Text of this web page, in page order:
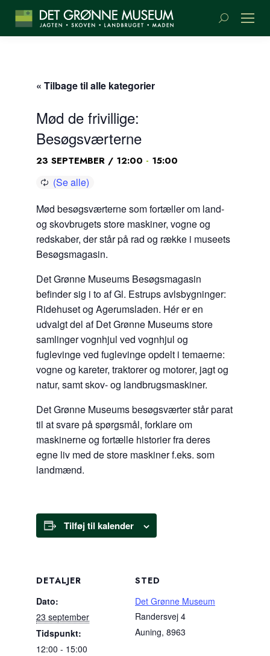
Søge:
« Tilbage til alle kategorier
Mød de frivillige:
Besøgsværterne
23 SEPTEMBER / 12:00 - 15:00
Mød besøgsværterne som fortæller om land-
og skovbrugets store maskiner, vogne og
redskaber, der står på rad og række i museets
Besøgsmagasin.
Det Grønne Museums Besøgsmagasin
befinder sig i to af Gl. Estrups avlsbygninger:
Ridehuset og Agerumsladen. Hér er en
udvalgt del af Det Grønne Museums store
samlinger vognhjul ved vognhjul og
fuglevinge ved fuglevinge opdelt i temaerne:
vogne og kareter, traktorer og motorer, jagt og
natur, samt skov- og landbrugsmaskiner.
Det Grønne Museums besøgsværter står parat
til at svare på spørgsmål, forklare om
maskinerne og fortælle historier fra deres
egne liv med de store maskiner f.eks. som
landmænd.
Tilføj til kalender
DETALJER
Dato:
23 september
Tidspunkt:
12:00 - 15:00
STED
Det Grønne Museum
Randersvej 4
Auning, 8963